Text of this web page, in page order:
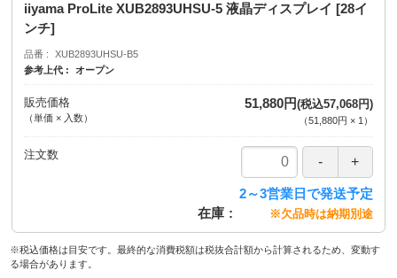
iiyama ProLite XUB2893UHSU-5 液晶ディスプレイ [28イ
ンチ]
品番
XUB2893UHSU-B5
参考上代
オープン
販売価格
（単価 × 入数）
51,880円(税込57,068円)
（51,880円 × 1 ）
注文数
在庫
2～3営業日で発送予定
※欠品時は納期別途
※税込価格は目安です。最終的な消費税額は税抜合計額から計算されるため、変動す
る場合があります。